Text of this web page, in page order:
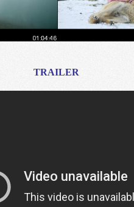
TRAILER